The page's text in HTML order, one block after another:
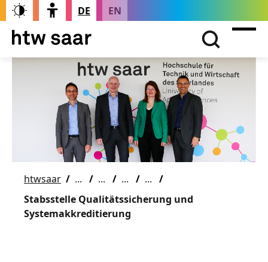
DE EN
htwsaar
Stabsstelle Qualitätssicherung und
Systemakkreditierung